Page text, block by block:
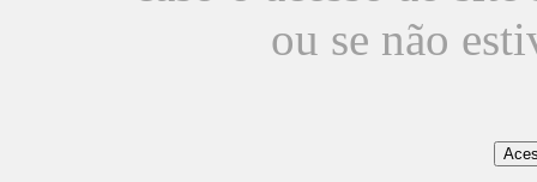
ou se não